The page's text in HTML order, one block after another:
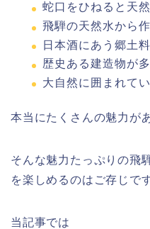
蛇口をひねると天
飛騨の天然水から
日本酒にあう郷土
歴史ある建造物が
大自然に囲まれて
本当にたくさんの魅力が
そんな魅力たっぷりの飛
を楽しめるのはご存じで
当記事では